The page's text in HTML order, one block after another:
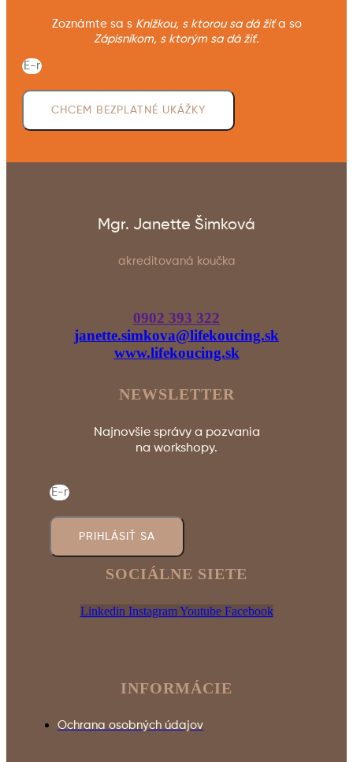
Zoznámte sa s Knižkou, s ktorou sa dá žiťa so
Zápisníkom, s ktorým sa dá žiť.
CHCEM BEZPLATNÉ UKÁŽKY
Mgr. Janette Šimková
akreditovaná koučka
0902 393 322
janette.simkova@lifekoucing.sk
www.lifekoucing.sk
NEWSLETTER
Najnovšie správy a pozvania
na workshopy.
PRIHLÁSIŤ SA
SOCIÁLNE SIETE
Linkedin Instagram Youtube Facebook
INFORMÁCIE
Ochrana osobných údajov